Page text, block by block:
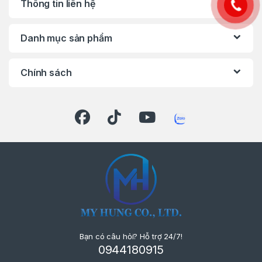
việc trong môi trường tối hoặc góc khuất.
Công nghệ pin 18V LXT: Tương thích với tất
Ngành ô tô & cơ khí: Siết bu lông, tháo gỡ
Công trình xây dựng: Lắp ráp giàn thép,
khung kết cấu, hệ thống ống dẫn.
Xưởng sửa chữa & bảo trì: Phù hợp cho thợ
suất cao.
Gia dụng & DIY: Hỗ trợ công việc lắp ráp,
Thông tin liên hệ
Danh mục sản phẩm
Chính sách
Bạn có câu hỏi? Hỗ trợ 24/7!
0944180915